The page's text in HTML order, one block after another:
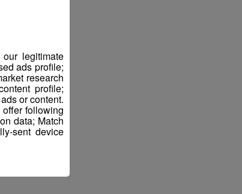
legitimate
ads profile;
research
profile;
or content.
following
data; Match
sent device